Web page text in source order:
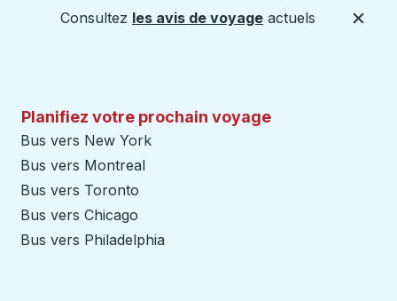
Consultez les avis de voyage actuels
Planifiez votre prochain voyage
Bus vers New York
Bus vers Montreal
Bus vers Toronto
Bus vers Chicago
Bus vers Philadelphia